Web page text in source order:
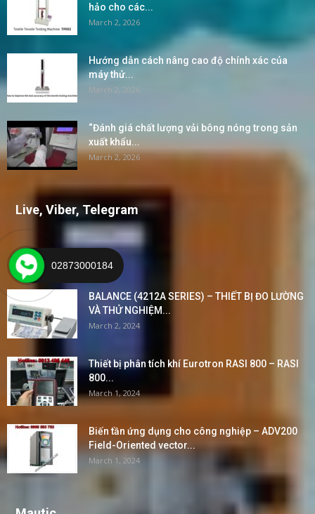
hảo cho các...
March 2, 2026
Hướng dẫn cách nâng cao độ chính xác của
máy thử...
March 2, 2026
“Đánh giá chất lượng vải bông nóng trong sản
xuất khẩu...
March 2, 2026
Live, Viber, Telegram
POPULAR POSTS
BALANCE (4212A SERIES) – THIẾT BỊ ĐO LƯỜNG
VÀ THỬ NGHIỆM...
March 2, 2024
Thiết bị phân tích khí Eurotron RASI 800 – RASI
800...
March 1, 2024
Biến tần ứng dụng cho công nghiệp – ADV200
Field-Oriented vector...
March 1, 2024
02873000184